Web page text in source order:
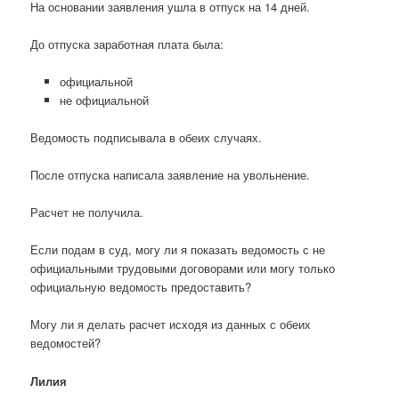
На основании заявления ушла в отпуск на 14 дней.
До отпуска заработная плата была:
официальной
не официальной
Ведомость подписывала в обеих случаях.
После отпуска написала заявление на увольнение.
Расчет не получила.
Если подам в суд, могу ли я показать ведомость с не
официальными трудовыми договорами или могу только
официальную ведомость предоставить?
Могу ли я делать расчет исходя из данных с обеих
ведомостей?
Лилия